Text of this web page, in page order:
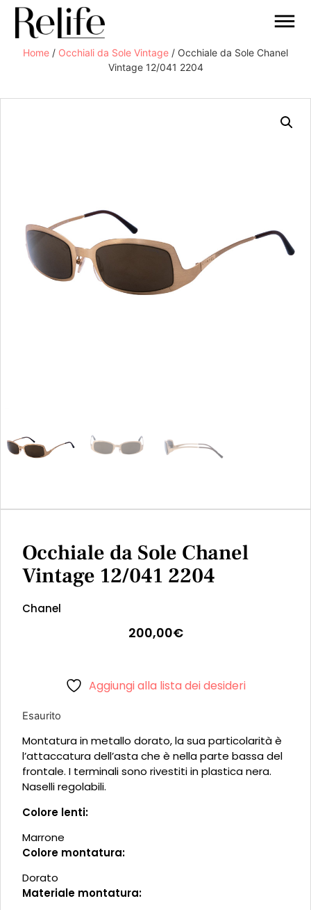
Home / Occhiali da Sole Vintage / Occhiale da Sole Chanel
Vintage 12/041 2204
Occhiale da Sole Chanel
Vintage 12/041 2204
Chanel
200,00€
Aggiungi alla lista dei desideri
Esaurito
Montatura in metallo dorato, la sua particolarità è
l’attaccatura dell’asta che è nella parte bassa del
frontale. I terminali sono rivestiti in plastica nera.
Naselli regolabili.
Colore lenti:
Marrone
Colore montatura:
Dorato
Materiale montatura: